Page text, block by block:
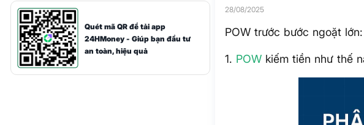
Quét mã QR để tải app
24HMoney - Giúp bạn đầu tư
an toàn, hiệu quả
28/08/2025
POW trước bước ngoặt
1. POW kiếm tiền như thế